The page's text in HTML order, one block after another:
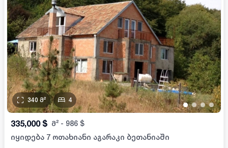
••••
340 მ² 4
335,000 $ მ² - 986 $
იყიდება 7 ოთახიანი აგარაკი ბეთანიაში